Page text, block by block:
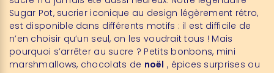
Sugar Pot, sucrier iconique au design légèrement rétro,
est disponible dans différents motifs : il est difficile de
n’en choisir qu’un seul, on les voudrait tous ! Mais
pourquoi s’arrêter au sucre ? Petits bonbons, mini
marshmallows, chocolats de noël , épices surprises ou